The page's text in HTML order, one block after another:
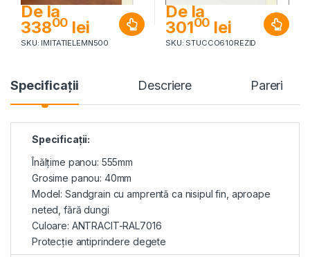
De la
33800 lei
SKU: IMITATIELEMN500
De la
30100 lei
SKU: STUCCO610REZID
Specificaţii Descriere Pareri
Specificații:
Înălțime panou: 555mm
Grosime panou: 40mm
Model: Sandgrain cu amprentă ca nisipul fin, aproape
neted, fără dungi
Culoare: ANTRACIT-RAL7016
Protecție antiprindere degete